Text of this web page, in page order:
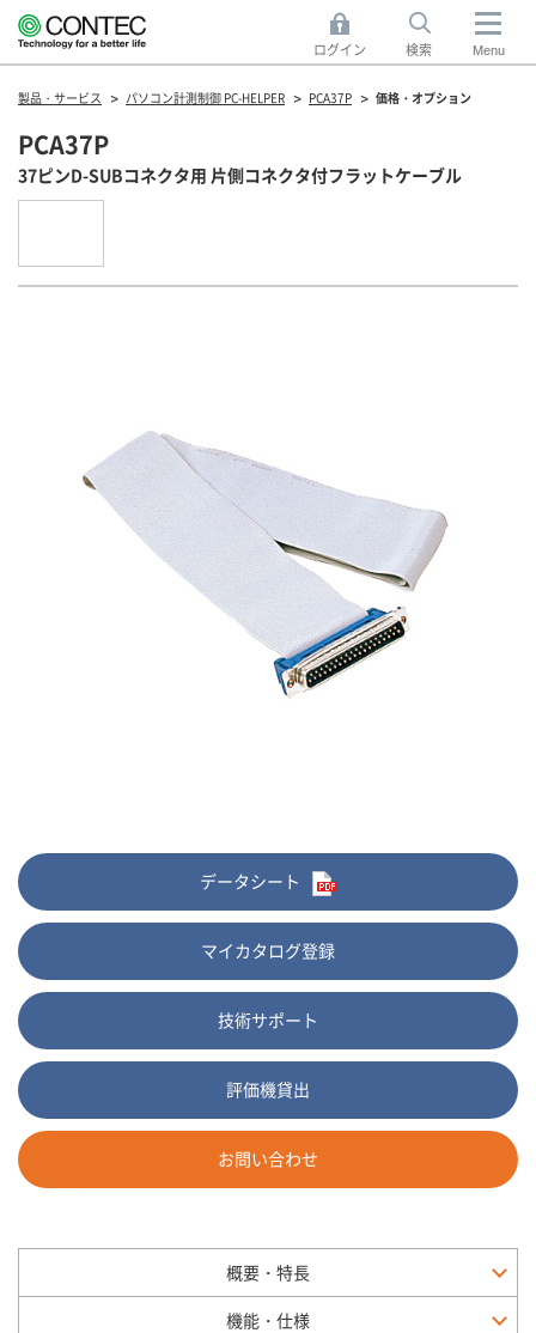
ログイン 検索 Menu
製品・サービス パソコン計測制御 PC-HELPER PCA37P 価格・オプション
PCA37P
37ピンD-SUBコネクタ用 片側コネクタ付フラットケーブル
データシート
マイカタログ登録
技術サポート
評価機貸出
お問い合わせ
概要・特長
機能・仕様